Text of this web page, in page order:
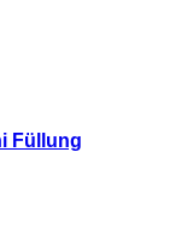
Füllung